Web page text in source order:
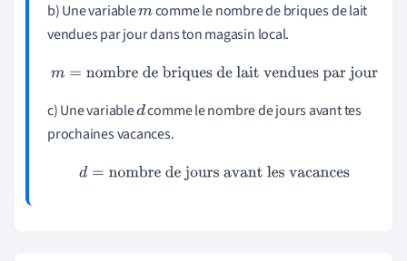
b) Une variablemcomme le nombre de briques de lait
vendues par jour dans ton magasin local.
m=nombre de briques de lait vendues par jour
c) Une variabledcomme le nombre de jours avant tes
prochaines vacances.
d=nombre de jours avant les vacances